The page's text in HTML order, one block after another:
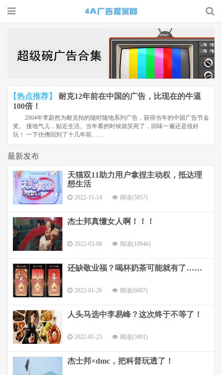
提案网 |
广告小报
| 广告圈
那点事
【热点推荐】
耐克12年前在中国的广告，比现在的牛逼
100倍！
2004年李蔚然为耐克拍的随时随地系列广告，获得当年的中国广告节金
奖。 接地气儿，贴近生活。当年看的时候就笑死了，回味一遍还是很好
玩！ 一下仿佛回到了十几年前……
最新发布
天猫双11助力用户拿捏主动权，抵达理
想生活
2022-11-14 阅读(5857)
杰士邦真懂女人啊！！！
2022-03-08 阅读(10946)
还缺敬业福？喝杯奶茶可能就有了……
2022-01-26 阅读(6607)
人头马选中李易峰？这次终于不等了！
2022-01-25 阅读(5991)
杰士邦×dmc，把科普玩透了！